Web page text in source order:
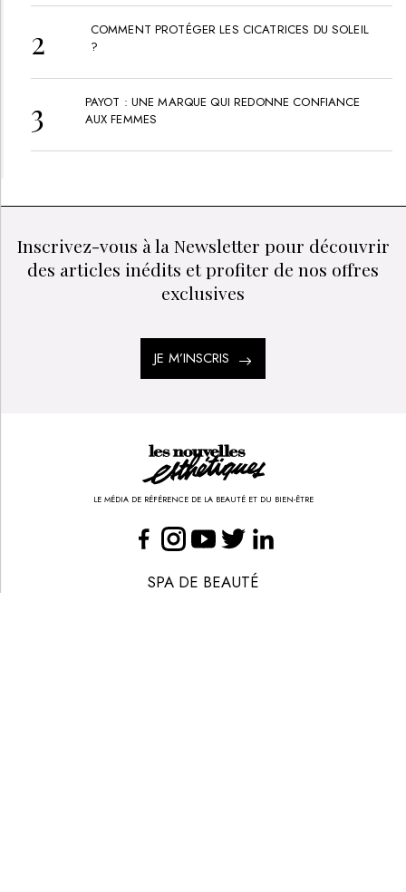
COMMENT PROTÉGER LES CICATRICES DU SOLEIL
?
PAYOT : UNE MARQUE QUI REDONNE CONFIANCE
AUX FEMMES
Inscrivez-vous à la Newsletter pour découvrir
des articles inédits et profiter de nos offres
exclusives
JE M’INSCRIS
LE MÉDIA DE RÉFÉRENCE DE LA BEAUTÉ ET DU BIEN-ÊTRE
SPA DE BEAUTÉ